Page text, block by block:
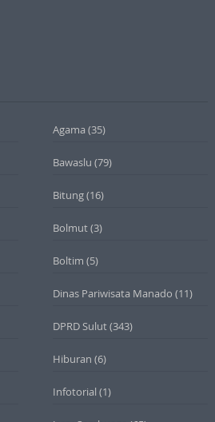
Agama (35)
Bawaslu (79)
Bitung(16)
Bolmut(3)
Boltim (5)
Dinas Pariwisata Manado (11)
DPRD Sulut(343)
Hiburan (6)
Infotorial (1)